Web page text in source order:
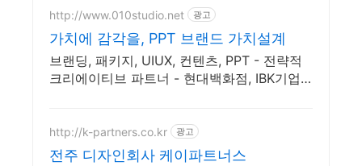
http://www.010studio.net 광고
가치에 감각을, PPT 브랜드 가치설계
브랜딩, 패키지, UIUX, 컨텐츠, PPT - 전략적
크리에이티브 파트너 - 현대백화점, IBK기업
http://k-partners.co.kr 광고
전주 디자인회사 케이파트너스